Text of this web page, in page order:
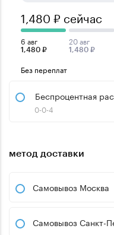
1,480 ₽ сейчас
6 авг
1,480 ₽
20 авг
1,480 ₽
Без переплат
Беспроцентная
0-0-4
метод доставки
Самовывоз Москва
Самовывоз Санкт-